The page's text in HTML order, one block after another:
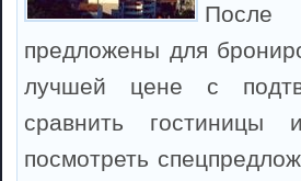
После
предложены для
лучшей цене с
сравнить
посмотреть